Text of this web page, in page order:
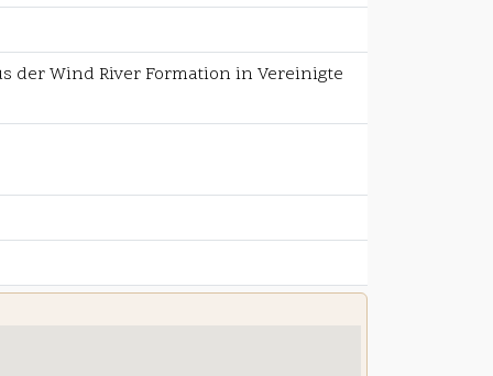
der Wind River Formation in Vereinigte